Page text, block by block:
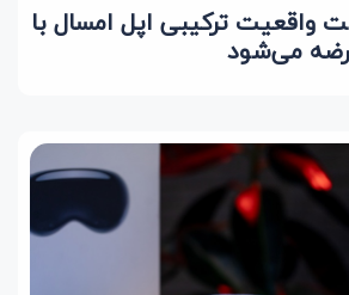
ترکیبی اپل امسال با
می‌شود